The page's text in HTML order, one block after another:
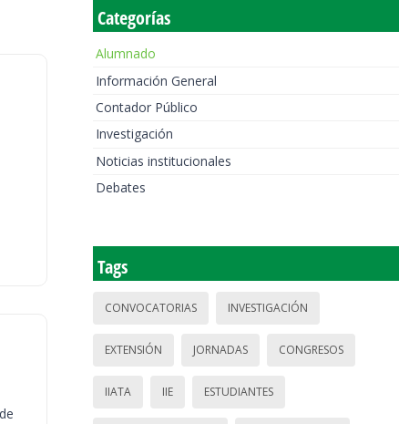
Categorías
Alumnado
Información General
Contador Público
Investigación
Noticias institucionales
Debates
Tags
CONVOCATORIAS INVESTIGACIÓN
EXTENSIÓN JORNADAS CONGRESOS
IIATA IIE ESTUDIANTES